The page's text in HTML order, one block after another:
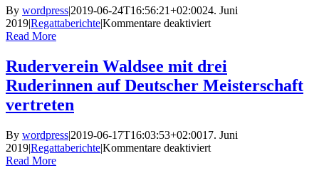
Minden
By wordpress|2019-06-24T16:56:21+02:0024. Juni
2019|Regattaberichte|Kommentare deaktiviertfür
Platzierung
für
Lucie
Deutschen
Meisterschaft
Read More
Ruderverein Waldsee mit drei
Ruderinnen auf Deutscher Meisterschaft
vertreten
By wordpress|2019-06-17T16:03:53+02:0017. Juni
2019|Regattaberichte|Kommentare deaktiviertfür
Read More